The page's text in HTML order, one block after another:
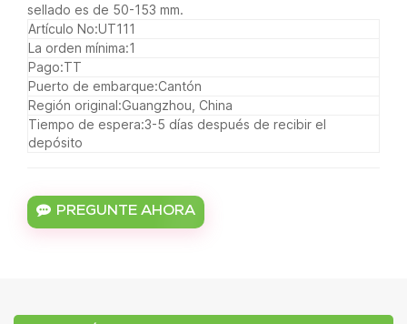
sellado es de 50-153 mm.
Artículo No:UT111
La orden mínima:1
Pago:TT
Puerto de embarque:Cantón
Región original:Guangzhou, China
Tiempo de espera:3-5 días después de recibir el
depósito
PREGUNTE AHORA